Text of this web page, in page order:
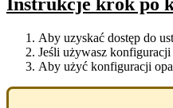
Aby uzyskać dostęp do
Jeśli używasz
Aby użyć konfiguracji